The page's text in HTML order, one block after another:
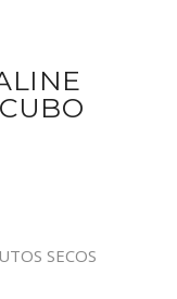
SECOS